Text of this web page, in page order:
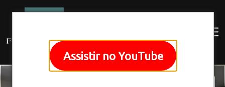
Assistir no YouTube